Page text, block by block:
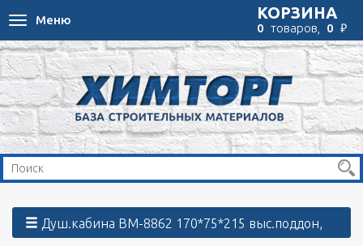
Toggle
navigation
Меню КОРЗИНА
0 товаров, 0 ₽